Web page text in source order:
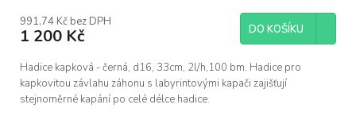
991,74 Kč bez DPH
1 200 Kč DO KOŠÍKU
Hadice kapková - černá, d16, 33cm, 2l/h,100 bm. Hadice pro
kapkovitou závlahu záhonu s labyrintovými kapači zajišťují
stejnoměrné kapání po celé délce hadice.